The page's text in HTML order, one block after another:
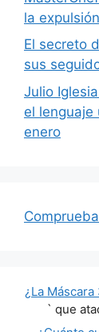
la
El secreto
sus
Julio
el lenguaje
enero
¿La
` que